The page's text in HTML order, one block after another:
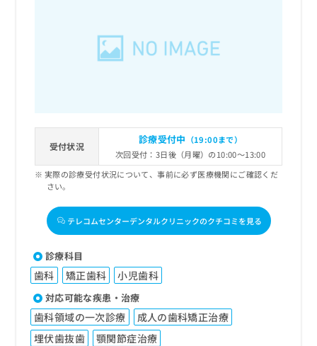
受付状況
診療受付中 （19:00まで）
次回受付：3日後（月曜）の10:00～13:00
実際の診療受付状況について、事前に必ず医療機関にご確認くだ
さい。
テレコムセンターデンタルクリニックのクチコミを見る
診療科目
歯科 矯正歯科 小児歯科
対応可能な疾患・治療
歯科領域の一次診療
成人の歯科矯正治療
埋伏歯抜歯
顎関節症治療